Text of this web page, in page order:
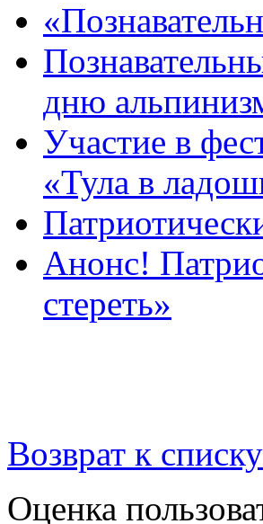
дню
Участие в
«Тула в
Анонс!
стереть»
Возврат к списку
Оценка